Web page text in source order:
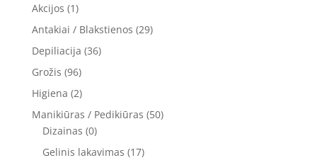
Akcijos (1)
Antakiai / Blakstienos (29)
Depiliacija (36)
Grožis (96)
Higiena (2)
Manikiūras / Pedikiūras (50)
Dizainas (0)
Gelinis lakavimas (17)